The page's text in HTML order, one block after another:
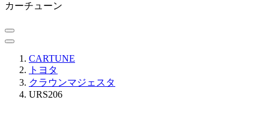
カーチューン
CARTUNE
トヨタ
クラウンマジェスタ
URS206